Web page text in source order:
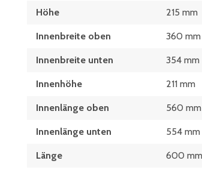
Höhe 215 mm
Innenbreite oben 360 mm
Innenbreite unten 354 mm
Innenhöhe 211 mm
Innenlänge oben 560 mm
Innenlänge unten 554 mm
Länge 600 mm